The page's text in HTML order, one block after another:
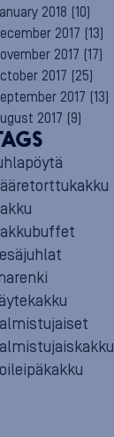
2018 (10)
2017 (13)
2017 (17)
2017 (25)
2017 (13)
2017 (9)